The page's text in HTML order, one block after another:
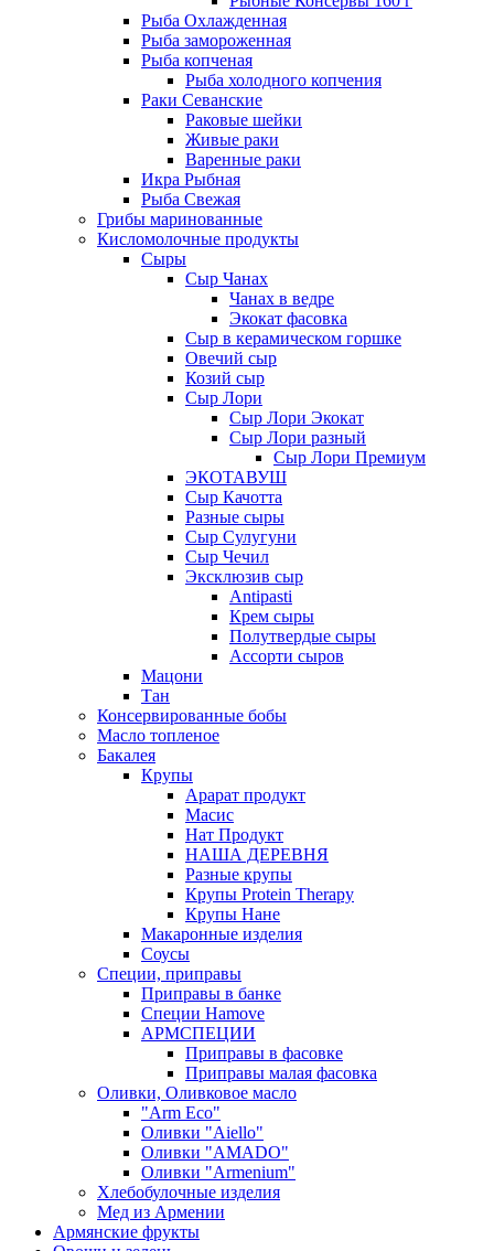
Рыба Охлажденная
Рыба замороженная
Рыба копченая
Рыба холодного копчения
Раки Севанские
Раковые шейки
Живые раки
Варенные раки
Икра Рыбная
Рыба Свежая
Грибы маринованные
Кисломолочные продукты
Сыры
Сыр Чанах
Чанах в ведре
Экокат фасовка
Сыр в керамическом горшке
Овечий сыр
Козий сыр
Сыр Лори
Сыр Лори Экокат
Сыр Лори разный
Сыр Лори Премиум
ЭКОТАВУШ
Сыр Качотта
Разные сыры
Сыр Сулугуни
Сыр Чечил
Эксклюзив сыр
Antipasti
Крем сыры
Полутвердые сыры
Ассорти сыров
Мацони
Тан
Консервированные бобы
Масло топленое
Бакалея
Крупы
Арарат продукт
Масис
Нат Продукт
НАША ДЕРЕВНЯ
Разные крупы
Крупы Protein Therapy
Крупы Нане
Макаронные изделия
Соусы
Специи, приправы
Приправы в банке
Специи Hamove
АРМСПЕЦИИ
Приправы в фасовке
Приправы малая фасовка
Оливки, Оливковое масло
"Arm Eco"
Оливки "Aiello"
Оливки "AMADO"
Оливки "Armenium"
Хлебобулочные изделия
Мед из Армении
Армянские фрукты